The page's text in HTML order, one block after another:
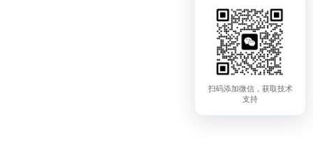
扫码添加微信，获取技术
支持